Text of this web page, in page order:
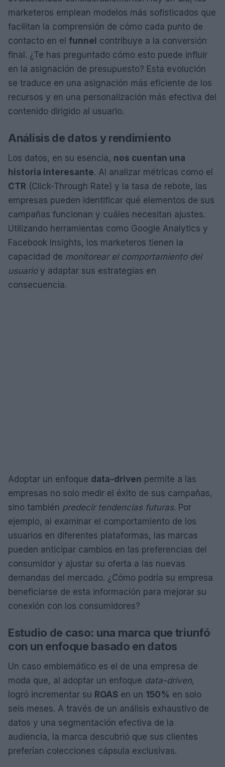
marketeros emplean modelos más sofisticados que
facilitan la comprensión de cómo cada punto de
contacto en el funnel contribuye a la conversión
final. ¿Te has preguntado cómo esto puede influir
en la asignación de presupuesto? Esta evolución
se traduce en una asignación más eficiente de los
recursos y en una personalización más efectiva del
contenido dirigido al usuario.
Análisis de datos y rendimiento
Los datos, en su esencia, nos cuentan una
historia interesante. Al analizar métricas como el
CTR (Click-Through Rate) y la tasa de rebote, las
empresas pueden identificar qué elementos de sus
campañas funcionan y cuáles necesitan ajustes.
Utilizando herramientas como Google Analytics y
Facebook Insights, los marketeros tienen la
capacidad de monitorear el comportamiento del
usuarioy adaptar sus estrategias en
consecuencia.
Adoptar un enfoque data-driven permite a las
empresas no solo medir el éxito de sus campañas,
sino también predecir tendencias futuras. Por
ejemplo, al examinar el comportamiento de los
usuarios en diferentes plataformas, las marcas
pueden anticipar cambios en las preferencias del
consumidor y ajustar su oferta a las nuevas
demandas del mercado. ¿Cómo podría su empresa
beneficiarse de esta información para mejorar su
conexión con los consumidores?
Estudio de caso: una marca que triunfó
con un enfoque basado en datos
Un caso emblemático es el de una empresa de
moda que, al adoptar un enfoque data-driven,
logró incrementar su ROAS en un 150% en solo
seis meses. A través de un análisis exhaustivo de
datos y una segmentación efectiva de la
audiencia, la marca descubrió que sus clientes
preferían colecciones cápsula exclusivas.